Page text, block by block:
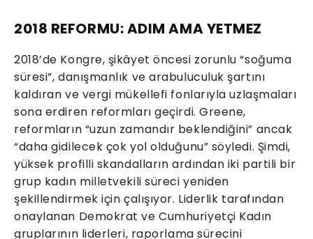
2018 REFORMU: ADIM AMA YETMEZ
2018’de Kongre, şikâyet öncesi zorunlu “soğuma
süresi”, danışmanlık ve arabuluculuk şartını
kaldıran ve vergi mükellefi fonlarıyla uzlaşmaları
sona erdiren reformları geçirdi. Greene,
reformların “uzun zamandır beklendiğini” ancak
“daha gidilecek çok yol olduğunu” söyledi. Şimdi,
yüksek profilli skandalların ardından iki partili bir
grup kadın milletvekili süreci yeniden
şekillendirmek için çalışıyor. Liderlik tarafından
onaylanan Demokrat ve Cumhuriyetçi Kadın
gruplarının liderleri, raporlama sürecini